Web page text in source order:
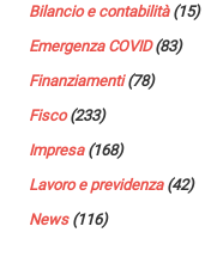
Bilancio e contabilità(15)
Emergenza COVID(83)
Finanziamenti(78)
Fisco(233)
Impresa(168)
Lavoro e previdenza(42)
News(116)